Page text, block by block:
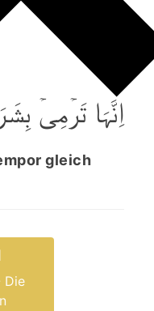
اِنَّہَا تَرۡمِیۡ
gleich
Die